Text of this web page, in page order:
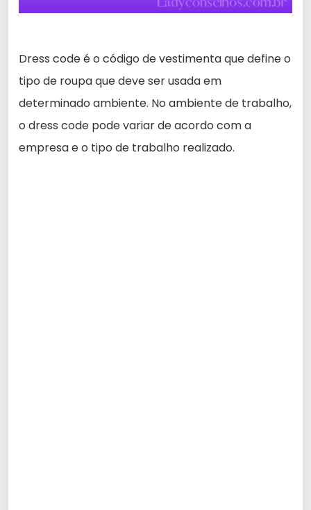
Dress code é o código de vestimenta que define o
tipo de roupa que deve ser usada em
determinado ambiente. No ambiente de trabalho,
o dress code pode variar de acordo com a
empresa e o tipo de trabalho realizado.